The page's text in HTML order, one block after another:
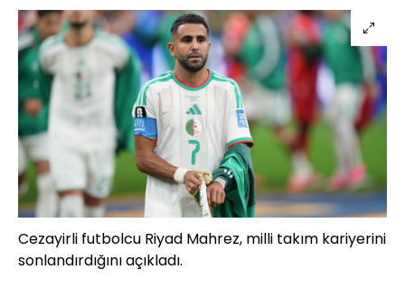
Cezayirli futbolcu Riyad Mahrez, milli takım kariyerini
sonlandırdığını açıkladı.